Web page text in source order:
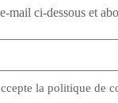
mail ci-dessous et
la politique de